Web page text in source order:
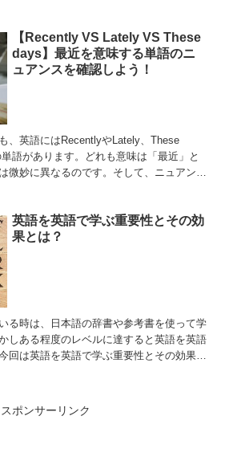
【Recently VS Lately VS These
days】最近を意味する単語のニ
ュアンスを確認しよう！
、英語にはRecentlyやLately、These
語があります。どれも意味は「最近」と
微妙に異なるのです。そして、ニュアンス
英語を英語で学ぶ重要性とその効
果とは？
る時は、日本語の辞書や参考書を使って学
しある程度のレベルに達すると英語を英語
回は英語を英語で学ぶ重要性とその効果を
スポンサーリンク